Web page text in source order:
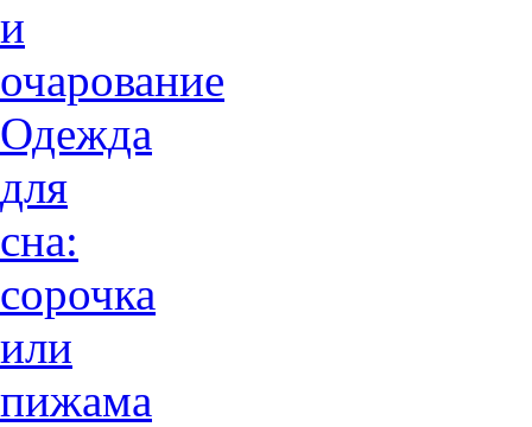
и
очарованиe
Одежда
для
сна:
сорочка
или
пижама